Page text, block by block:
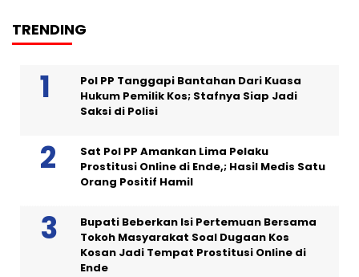
TRENDING
Pol PP Tanggapi Bantahan Dari Kuasa
Hukum Pemilik Kos; Stafnya Siap Jadi
Saksi di Polisi
Sat Pol PP Amankan Lima Pelaku
Prostitusi Online di Ende,; Hasil Medis Satu
Orang Positif Hamil
Bupati Beberkan Isi Pertemuan Bersama
Tokoh Masyarakat Soal Dugaan Kos
Kosan Jadi Tempat Prostitusi Online di
Ende